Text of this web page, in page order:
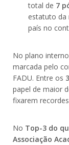
total de 7
estatuto da
país no
No plano
marcada pelo
FADU. Entre os
papel de maior
fixarem
No Top-3 do
Associação